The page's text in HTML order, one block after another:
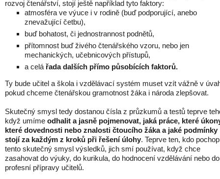
rozvoj čtenářství, stojí ještě například tyto faktory:
atmosféra ve výuce i v rodině (buď podporující, anebo
znevažující četbu),
buď bohatost, či jednostrannost podnětů,
přítomnost buď živého čtenářského vzoru, nebo jen
mechanických, učebnicových přístupů,
a celá řada dalších přímo působících faktorů.
Ty bude učitel a škola i vzdělávací systém muset vzít vážně v
pokud chceme čtenářskou gramotnost žáka i národa zlepšovat.
Skutečný smysl tedy dostanou čísla z průzkumů a testů teprve
když umíme odhalit a jasně pojmenovat, jaká práce, které
které dovednosti nebo znalosti čtoucího žáka a jaké podmínky
stojí za každým z kroků při řešení úlohy. Teprve ten, kdo
tento skutečný smysl výsledků, jich smí používat, když chce
zasahovat do výuky, do kurikula, do hodnocení vzdělávání nebo do
profesní přípravy učitelů.